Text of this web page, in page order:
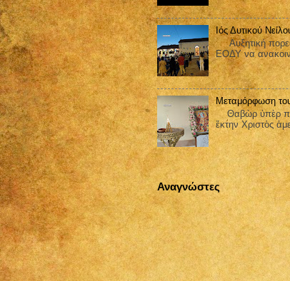
Ιός Δυτικού
Αυξητική
ΕΟΔΥ να
Μεταμόρφωση
Θαβὼρ ὑπὲρ πᾶν
ἕκτην Χριστὸς
Αναγνώστες